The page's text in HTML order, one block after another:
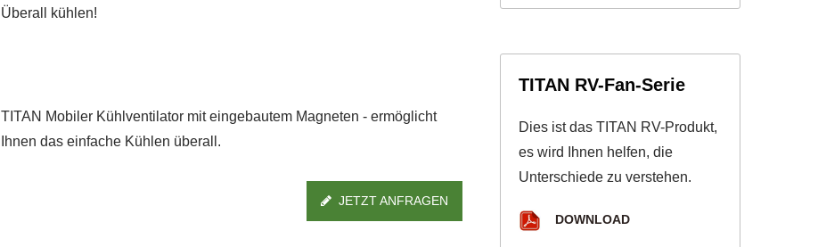
Überall kühlen!
TITAN Mobiler Kühlventilator mit eingebautem Magneten - ermöglicht
Ihnen das einfache Kühlen überall.
JETZT ANFRAGEN
TITAN RV-Fan-Serie
Dies ist das TITAN RV-Produkt,
es wird Ihnen helfen, die
Unterschiede zu verstehen.
DOWNLOAD